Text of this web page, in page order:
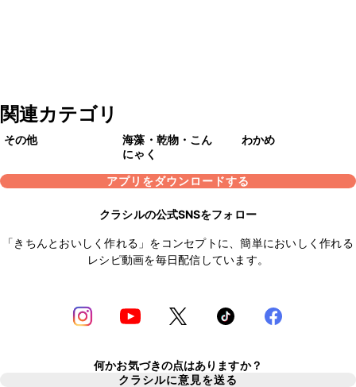
関連カテゴリ
その他
海藻・乾物・こん
にゃく
わかめ
アプリをダウンロードする
クラシルの公式SNSをフォロー
「きちんとおいしく作れる」をコンセプトに、簡単においしく作れる
レシピ動画を毎日配信しています。
何かお気づきの点はありますか？
クラシルに意見を送る